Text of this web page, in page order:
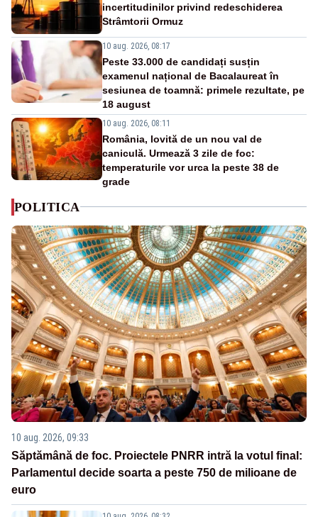
incertitudinilor privind redeschiderea
Strâmtorii Ormuz
10 aug. 2026, 08:17
Peste 33.000 de candidați susțin
examenul național de Bacalaureat în
sesiunea de toamnă: primele rezultate, pe
18 august
10 aug. 2026, 08:11
România, lovită de un nou val de
caniculă. Urmează 3 zile de foc:
temperaturile vor urca la peste 38 de
grade
POLITICA
10 aug. 2026, 09:33
Săptămână de foc. Proiectele PNRR intră la votul final:
Parlamentul decide soarta a peste 750 de milioane de
euro